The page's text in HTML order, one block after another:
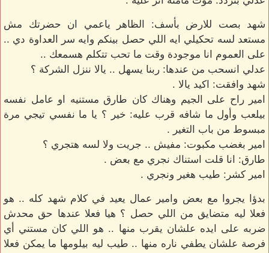
شهد بصت للارض بأسف: الظاهر ياعمي ان حضرتك مش
مستعد لسه تحكيلي ايه اللي حصل بينكم وايه سر العداوة دي ..
على العموم انا موجودة وقت ما تحب تتكلم هسمعك ..
عدلي انسحب من عندها: ربنا يسهل .. يالا ننزل الشركة ؟
شهد وافقت: اكيد يالا .
امير راح على الجيم وهناك كان طارق مستنيه او عامل نفسه
بيلعب وأول ما شافه قرب عليه: خير ؟ يا ما نفسي تيجي مرة
مبسوط من باب التغير .
امير بغضب مكبوت: مفيش .. جريت ولا لسه هتجري ؟
طارق: انا قلت استناك نجري مع بعض .
امير كشر: طيب هغير ونجري .
بدؤا يجروا مع بعض وامير عمال يعيد في كلام شهد كله .. هو
فعلا ليه متضايق من اللي حصل ؟ هيا فعلا عندها حق محدش
ضربه على ايده علشان يقرب منها .. هو اللي كان مستني أي
فرصة علشان يطفي ناره منها .. طيب ليه بيلومها ما يمكن فعلا